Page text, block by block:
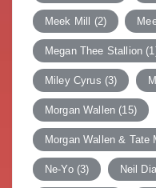
Meek Mill (2)
Megan Thee Stallion
Miley Cyrus (3)
Morgan Wallen (15)
Morgan Wallen & Tate
Ne-Yo(3) Neil